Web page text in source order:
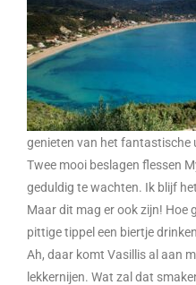
genieten van het fantastische
Twee mooi beslagen flessen
geduldig te wachten. Ik blijf
Maar dit mag er ook zijn! Hoe
pittige tippel een biertje
Ah, daar komt Vasillis al aan
lekkernijen. Wat zal dat